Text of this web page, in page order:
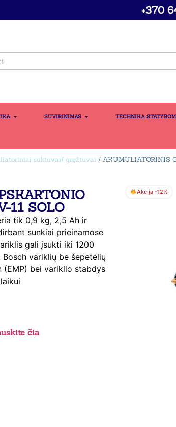
+370
SUVIRINIMAS TECHNIKA
suktuvai/ gręžtuvai / AKUMULIATORINIS
11 SOLO
tik 0,9 kg, 2,5 Ah ir
sunkiai prieinamose
gali įsukti iki 1200
variklių be šepetėlių
bei variklio stabdys
čia
Akcija -12%